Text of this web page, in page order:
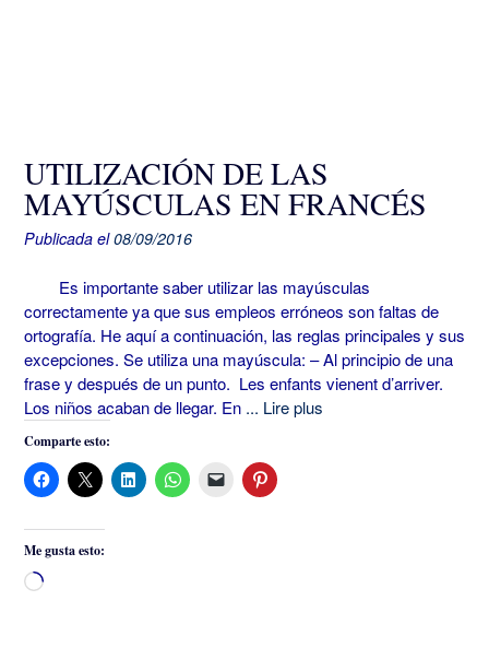
UTILIZACIÓN DE LAS
MAYÚSCULAS EN FRANCÉS
Publicada el08/09/2016
Es importante saber utilizar las mayúsculas
correctamente ya que sus empleos erróneos son faltas de
ortografía. He aquí a continuación, las reglas principales y sus
excepciones. Se utiliza una mayúscula: – Al principio de una
frase y después de un punto. Les enfants vienent d’arriver.
Los niños acaban de llegar. En ... Lire plus
Comparte esto:
Me gusta esto:
Cargando...